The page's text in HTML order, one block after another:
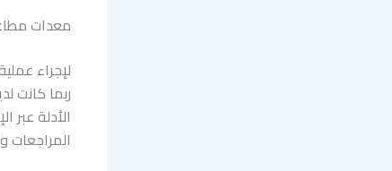
معدات
لإجراء
ربما كانت